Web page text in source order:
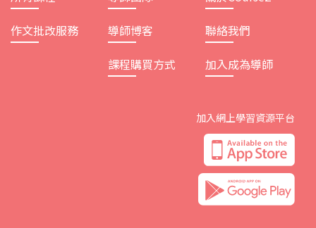
作文批改服務
導師博客
課程購買方式
聯絡我們
加入成為導師
加入網上學習資源平台